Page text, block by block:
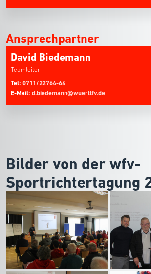
Ansprechpartner
David Biedemann
Teamleiter
Tel: 0711/22764-64
E-Mail: d.biedemann@wuerttfv.de
Bilder von der wfv-
Sportrichtertagung